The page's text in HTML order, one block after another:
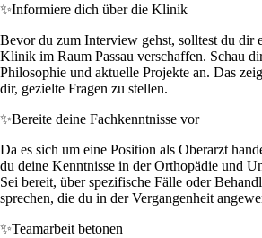
✨Informiere dich über die Klinik
Bevor du zum Interview gehst, solltest du dir
Klinik im Raum Passau verschaffen. Schau
Philosophie und aktuelle Projekte an. Das
dir, gezielte Fragen zu stellen.
✨Bereite deine Fachkenntnisse vor
Da es sich um eine Position als Oberarzt
du deine Kenntnisse in der Orthopädie und
Sei bereit, über spezifische Fälle oder
sprechen, die du in der Vergangenheit
✨Teamarbeit betonen